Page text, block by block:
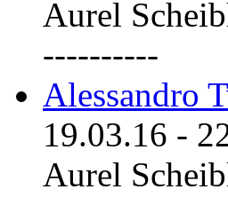
Aurel
----------
Alessandro
19.03.16 -
Aurel